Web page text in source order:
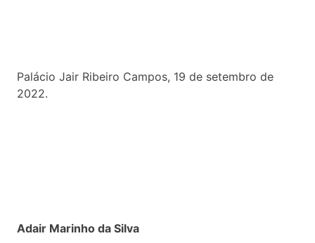
Palácio Jair Ribeiro Campos, 19 de setembro de
2022.
Adair Marinho da Silva